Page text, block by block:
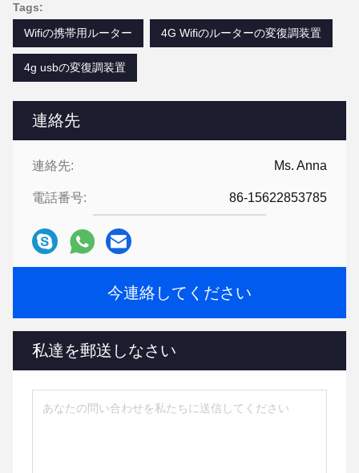
連絡先
連絡先: Ms. Anna
電話番号: 86-15622853785
今連絡してください
私達を郵送しなさい
Tags:
Wifiの携帯用ルーター
4G Wifiのルーターの変復調装置
4g usbの変復調装置